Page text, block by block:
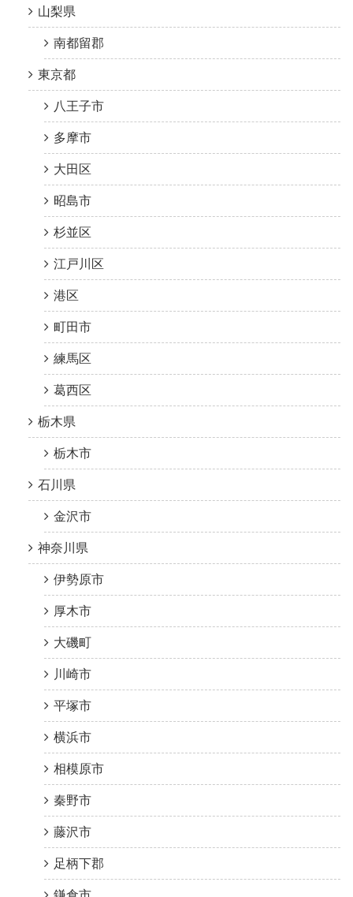
山梨県
南都留郡
東京都
八王子市
多摩市
大田区
昭島市
杉並区
江戸川区
港区
町田市
練馬区
葛西区
栃木県
栃木市
石川県
金沢市
神奈川県
伊勢原市
厚木市
大磯町
川崎市
平塚市
横浜市
相模原市
秦野市
藤沢市
足柄下郡